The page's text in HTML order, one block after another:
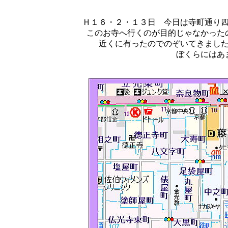
Ｈ１６・２・１３日 今日は寺町通り
このお寺へ行くのが目的じゃなかっ
近くに有ったのでのぞいてきまし
ぼくらにはあ